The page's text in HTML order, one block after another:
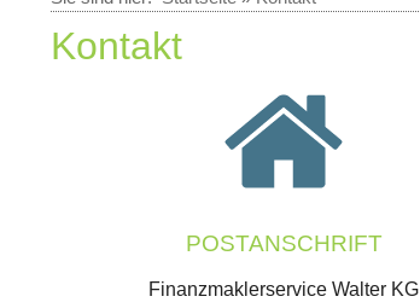
Kontakt
POSTANSCHRIFT
Finanzmaklerservice Walter KG